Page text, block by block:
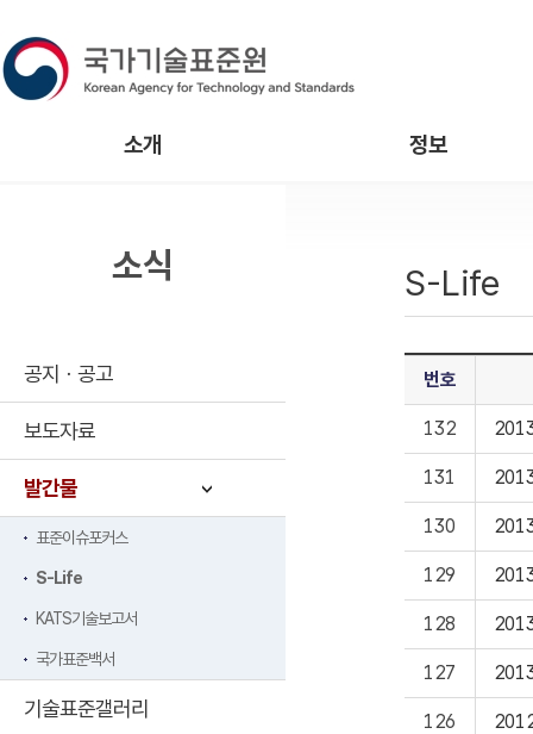
소개 정보
S-Life
번호
132
131
130
129
128
127
126
소식
공지ㆍ공고
보도자료
발간물
표준이슈포커스
S-Life
KATS기술보고서
국가표준백서
기술표준갤러리